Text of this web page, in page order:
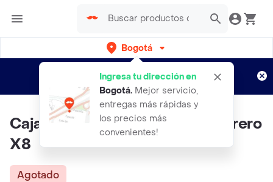
Bogotá
Ingresa tu dirección en
Bogotá. Mejor servicio,
entregas más rápidas y
los precios más
convenientes!
envíos gratis por semanas
Aplican TyC
Caja De Regalo Girasoles Y Ferrero
X8
Agotado